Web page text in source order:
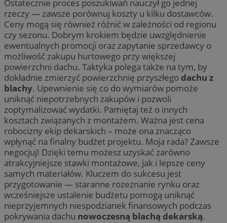
Ostatecznie proces poszukiwań nauczył go jednej
rzeczy — zawsze porównuj koszty u kilku dostawców.
Ceny mogą się również różnić w zależności od regionu
czy sezonu. Dobrym krokiem będzie uwzględnienie
ewentualnych promocji oraz zapytanie sprzedawcy o
możliwość zakupu hurtowego przy większej
powierzchni dachu. Taktyka polega także na tym, by
dokładnie zmierzyć powierzchnię przyszłego dachu z
blachy. Upewnienie się co do wymiarów pomoże
uniknąć niepotrzebnych zakupów i pozwoli
zoptymalizować wydatki. Pamiętaj też o innych
kosztach związanych z montażem. Ważna jest cena
robocizny ekip dekarskich – może ona znacząco
wpłynąć na finalny budżet projektu. Moja rada? Zawsze
negocjuj! Dzięki temu możesz uzyskać zarówno
atrakcyjniejsze stawki montażowe, jak i lepsze ceny
samych materiałów. Kluczem do sukcesu jest
przygotowanie — staranne rozeznanie rynku oraz
wcześniejsze ustalenie budżetu pomogą uniknąć
nieprzyjemnych niespodzianek finansowych podczas
pokrywania dachu nowoczesną blachą dekarską.